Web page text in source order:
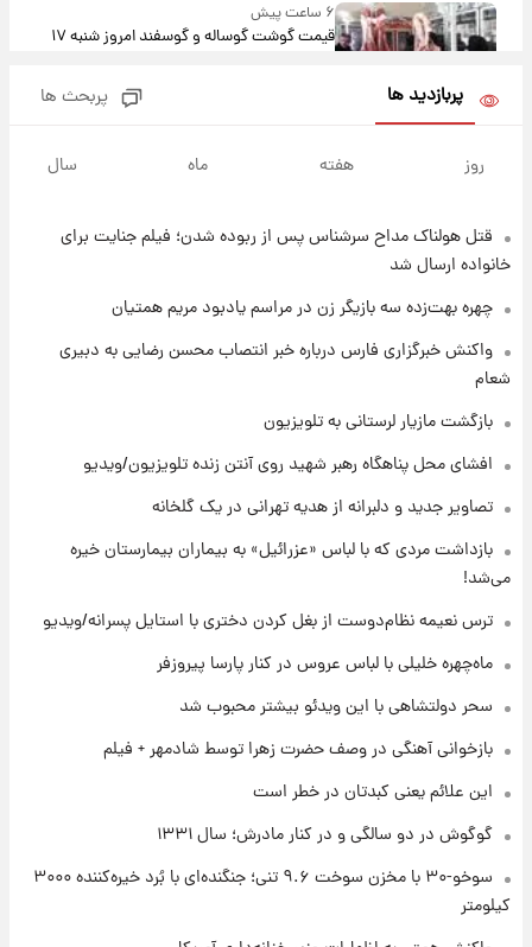
۶ ساعت پیش
قیمت گوشت گوساله و گوسفند امروز شنبه ۱۷
شوید+ فیلم
۷ ساعت پیش
۸ ساعت پیش
۲۱ ساعت پیش
یک پیش ‌بینی مهم برای قیمت دلار، طلا و سکه
شنبه ۱۷ مرداد ۱۴۰۵
تیم را ترک کرد!
تصاویر کمتر دیده‌شده از شهیدان حاجی‌زاده و
پربازدید ها پربحث ها
روز هفته ماه سال
قتل هولناک مداح سرشناس پس از ربوده شدن؛ فیلم جنایت برای
خانواده ارسال شد
چهره بهت‌زده سه بازیگر زن در مراسم یادبود مریم همتیان
واکنش خبرگزاری فارس درباره خبر انتصاب محسن رضایی به دبیری
شعام
بازگشت مازیار لرستانی به تلویزیون
افشای محل پناهگاه‌ رهبر شهید روی آنتن زنده تلویزیون/ویدیو
تصاویر جدید و دلبرانه از هدیه تهرانی در یک گلخانه
بازداشت مردی که با لباس «عزرائیل» به بیماران بیمارستان خیره
می‌شد!
ترس نعیمه نظام‌دوست از بغل کردن دختری با استایل پسرانه/ویدیو
ماه‌چهره خلیلی با لباس عروس در کنار پارسا پیروزفر
سحر دولتشاهی با این ویدئو بیشتر محبوب شد
بازخوانی آهنگی در وصف حضرت زهرا توسط شادمهر + فیلم
این علائم یعنی کبدتان در خطر است
گوگوش در دو سالگی و در کنار مادرش؛ سال ۱۳۳۱
سوخو-۳۰ با مخزن سوخت ۹.۶ تنی؛ جنگنده‌ای با بُرد خیره‌کننده ۳۰۰۰
کیلومتر